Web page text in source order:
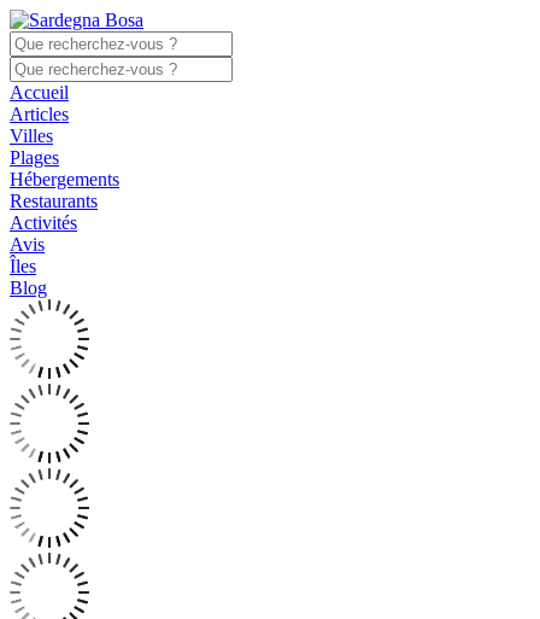
Accueil
Articles
Villes
Plages
Hébergements
Restaurants
Activités
Avis
Îles
Blog